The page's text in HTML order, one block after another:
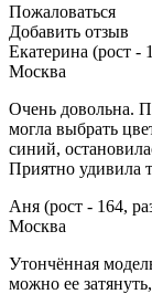
Пожаловаться
Добавить отзыв
Екатерина (рост -
Москва
Очень довольна.
могла выбрать
синий,
Приятно удивила
Аня (рост - 164,
Москва
Утончённая
можно ее